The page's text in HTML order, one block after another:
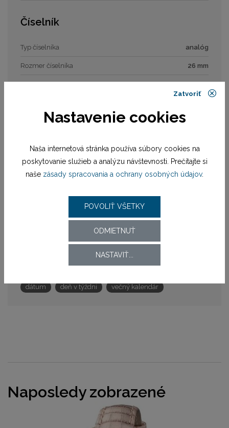
Číselník
Typ číselníka analóg
Rozmer číselníka 26 mm
Materiál remienka remienok kožený
Strojček
batériový (quartz)
dátum deň v týždni večný kalendár
Naposledy zobrazené
Zatvoriť
Nastavenie cookies
Naša internetová stránka používa súbory cookies na
poskytovanie služieb a analýzu návštevnosti. Prečítajte si
naše zásady spracovania a ochrany osobných údajov.
POVOLIŤ VŠETKY
ODMIETNUŤ
NASTAVIŤ...